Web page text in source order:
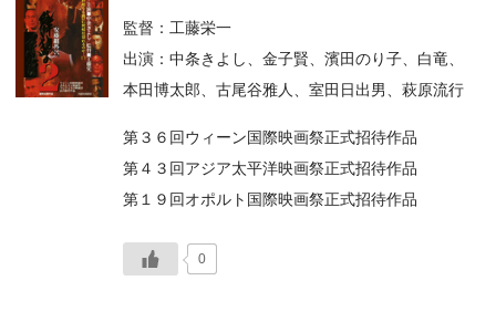
監督：工藤栄一
出演：中条きよし、金子賢、濱田のり子、白竜、
本田博太郎、古尾谷雅人、室田日出男、萩原流行
第３６回ウィーン国際映画祭正式招待作品
第４３回アジア太平洋映画祭正式招待作品
第１９回オポルト国際映画祭正式招待作品
0